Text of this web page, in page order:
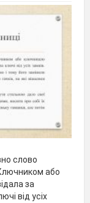
слово
або
за
від усіх